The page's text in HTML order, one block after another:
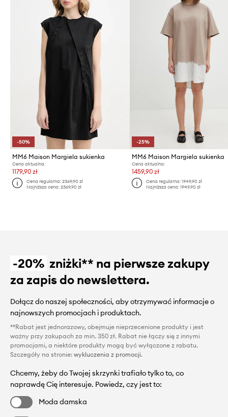
-50%
MM6 Maison Margiela sukienka
Cena aktualna:
1179,90 zł
Cena regularna:2369,90 zł
Najniższa cena:2369,90 zł
-25%
MM6 Maison Margiela sukienka
Cena aktualna:
1459,90 zł
Cena regularna: 1949,90 zł
Najniższa cena: 1949,90 zł
-20% zniżki** na pierwsze zakupy
za zapis do newslettera.
Dołącz do naszej społeczności, aby otrzymywać informacje o
najnowszych promocjach i produktach.
**Rabat jest jednorazowy, obejmuje nieprzecenione produkty i jest
ważny przy zakupach za min. 350 zł. Rabat nie łączy się z innymi
promocjami, a niektóre produkty mogą być wyłączone z rabatu.
Szczegóły na stronie: wykluczenia z promocji.
Chcemy, żeby do Twojej skrzynki trafiało tylko to, co
naprawdę Cię interesuje. Powiedz, czy jest to:
Moda damska